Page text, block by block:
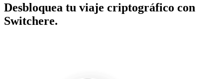
Desbloquea tu viaje criptográfico con
Switchere.